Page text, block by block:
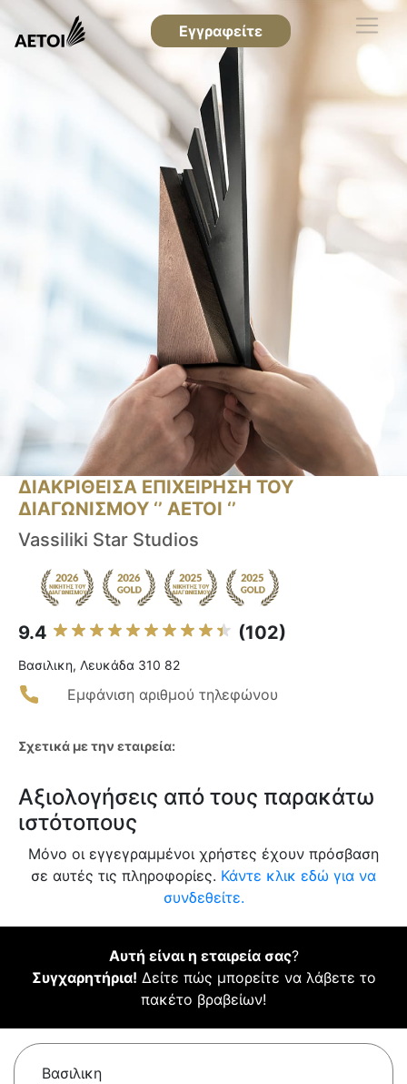
Εγγραφείτε
ΔΙΑΚΡΙΘΕΙΣΑ ΕΠΙΧΕΙΡΗΣΗ ΤΟΥ
ΔΙΑΓΩΝΙΣΜΟΥ ‘’ ΑΕΤΟΙ ‘’
Vassiliki Star Studios
9.4 (102)
Βασιλικη, Λευκάδα 310 82
Εμφάνιση αριθμού τηλεφώνου
Σχετικά με την εταιρεία:
Αξιολογήσεις από τους παρακάτω
ιστότοπους
Μόνο οι εγγεγραμμένοι χρήστες έχουν πρόσβαση
σε αυτές τις πληροφορίες. Κάντε κλικ εδώ για να
συνδεθείτε.
Αυτή είναι η εταιρεία σας?
Συγχαρητήρια! Δείτε πώς μπορείτε να λάβετε το
πακέτο βραβείων!
Βασιλικη